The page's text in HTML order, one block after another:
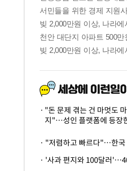
"돈 문제 겪는 건 마멋도
지"…성인 플랫폼에 등장